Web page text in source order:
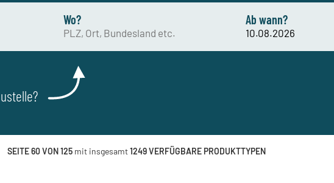
Wo? Ab wann?
SEITE 60 VON 125mit insgesamt1249 VERFÜGBARE PRODUKTTYPEN